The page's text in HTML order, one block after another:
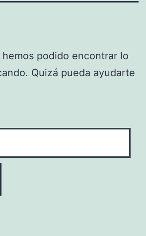
podido encontrar lo
Quizá pueda ayudarte